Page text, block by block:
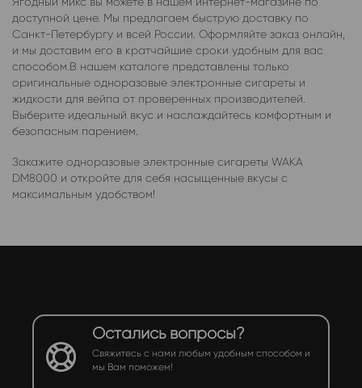
доступной цене. Мы предлагаем быструю доставку по
Санкт-Петербургу и всей России. Оформляйте заказ онлайн,
и мы доставим его в кратчайшие сроки удобным для вас
способом.В нашем каталоге представлены только
оригинальные одноразовые электронные сигареты и
жидкости для вейпа от проверенных производителей.
Выберите идеальный вкус и наслаждайтесь комфортным и
безопасным парением.
Закажите одноразовые электронные сигареты WAKA
DM8000 и откройте для себя насыщенные вкусы с
максимальным удобством!
Остались вопросы?
Свяжитесь с нами любым удобным способом и
мы Вам поможем!